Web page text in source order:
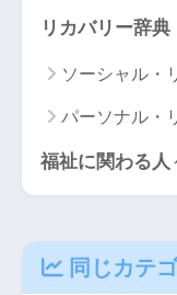
リカバリー辞典
ソーシャル・
パーソナル・
福祉に関わる人
同じカテ